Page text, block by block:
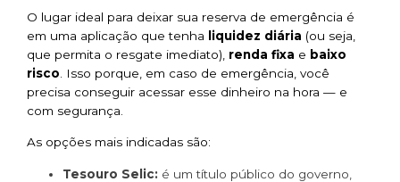
O lugar ideal para deixar sua reserva de emergência é
em uma aplicação que tenha
liquidez diária (ou seja,
que permita o resgate imediato), renda fixa e baixo
risco . Isso porque, em caso de emergência, você
precisa conseguir acessar esse dinheiro na hora — e
com segurança.
As opções mais indicadas são:
Tesouro Selic: é um título público do governo,